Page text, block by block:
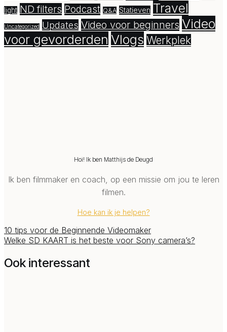
light ND filters Podcast Q&A Statieven Travel
Uncategorized Updates Video voor beginners Video
voor gevorderden Vlogs Werkplek
Hoi! Ik ben Matthijs de Deugd
Ik ben filmmaker en coach, op een missie om jou te leren
filmen.
Hoe kan ik je helpen?
10 tips voor de Beginnende Videomaker
Welke SD KAART is het beste voor Sony camera’s?
Ook interessant